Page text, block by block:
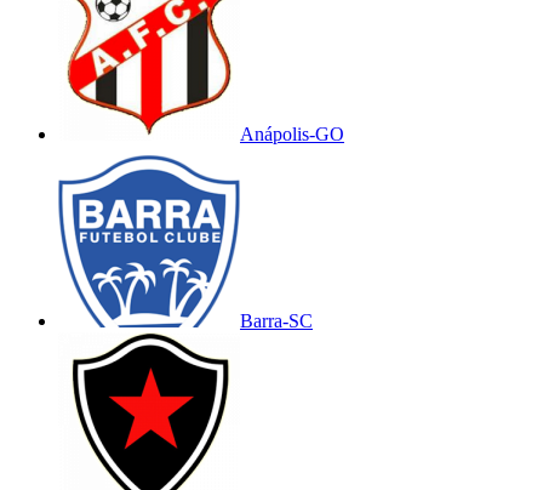
Anápolis-GO
Barra-SC